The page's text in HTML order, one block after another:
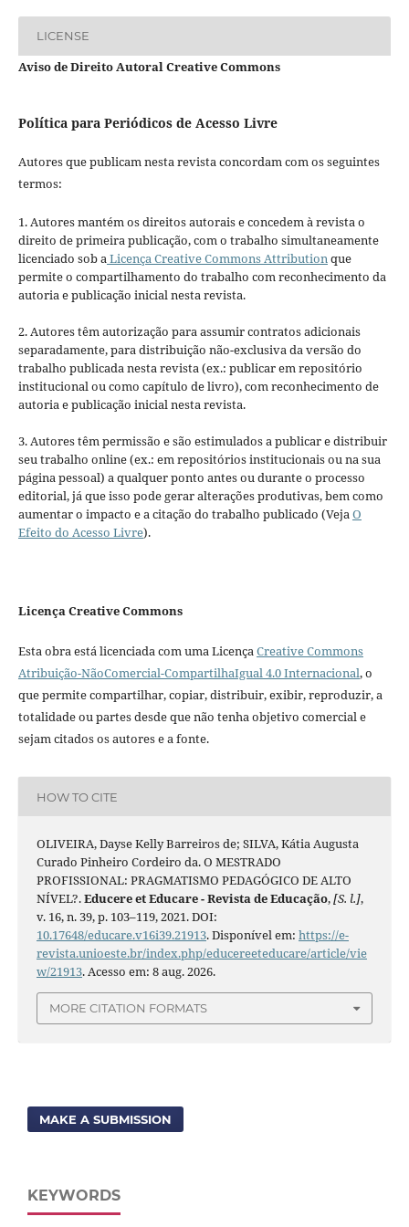
LICENSE
Aviso de Direito Autoral Creative Commons
Política para Periódicos de Acesso Livre
Autores que publicam nesta revista concordam com os seguintes
termos:
1. Autores mantém os direitos autorais e concedem à revista o
direito de primeira publicação, com o trabalho simultaneamente
licenciado sob aLicença Creative Commons Attributionque
permite o compartilhamento do trabalho com reconhecimento da
autoria e publicação inicial nesta revista.
2. Autores têm autorização para assumir contratos adicionais
separadamente, para distribuição não-exclusiva da versão do
trabalho publicada nesta revista (ex.: publicar em repositório
institucional ou como capítulo de livro), com reconhecimento de
autoria e publicação inicial nesta revista.
3. Autores têm permissão e são estimulados a publicar e distribuir
seu trabalho online (ex.: em repositórios institucionais ou na sua
página pessoal) a qualquer ponto antes ou durante o processo
editorial, já que isso pode gerar alterações produtivas, bem como
aumentar o impacto e a citação do trabalho publicado (VejaO
Efeito do Acesso Livre).
Licença Creative Commons
Esta obra está licenciada com uma LicençaCreative Commons
Atribuição-NãoComercial-CompartilhaIgual 4.0 Internacional, o
que permite compartilhar, copiar, distribuir, exibir, reproduzir, a
totalidade ou partes desde que não tenha objetivo comercial e
sejam citados os autores e a fonte.
HOW TO CITE
OLIVEIRA, Dayse Kelly Barreiros de; SILVA, Kátia Augusta
Curado Pinheiro Cordeiro da. O MESTRADO
PROFISSIONAL: PRAGMATISMO PEDAGÓGICO DE ALTO
NÍVEL?.Educere et Educare - Revista de Educação,[S. l.],
v. 16, n. 39, p. 103–119, 2021. DOI:
10.17648/educare.v16i39.21913. Disponível em: https://e-
revista.unioeste.br/index.php/educereeteducare/article/vie
w/21913. Acesso em: 8 aug. 2026.
MORE CITATION FORMATS
MAKE A SUBMISSION
KEYWORDS